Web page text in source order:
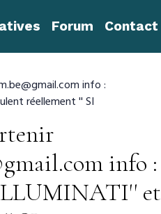
Forum Contact
info :
réellement '' SI
info :
et